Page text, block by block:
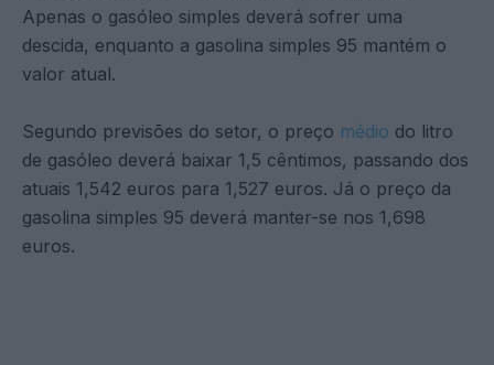
Apenas o gasóleo simples deverá sofrer uma
descida, enquanto a gasolina simples 95 mantém o
valor atual.
Segundo previsões do setor, o preço médio do litro
de gasóleo deverá baixar 1,5 cêntimos, passando dos
atuais 1,542 euros para 1,527 euros. Já o preço da
gasolina simples 95 deverá manter-se nos 1,698
euros.